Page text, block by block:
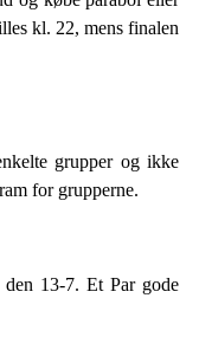
kl. 22, mens finalen
grupper og ikke
for grupperne.
13-7. Et Par gode